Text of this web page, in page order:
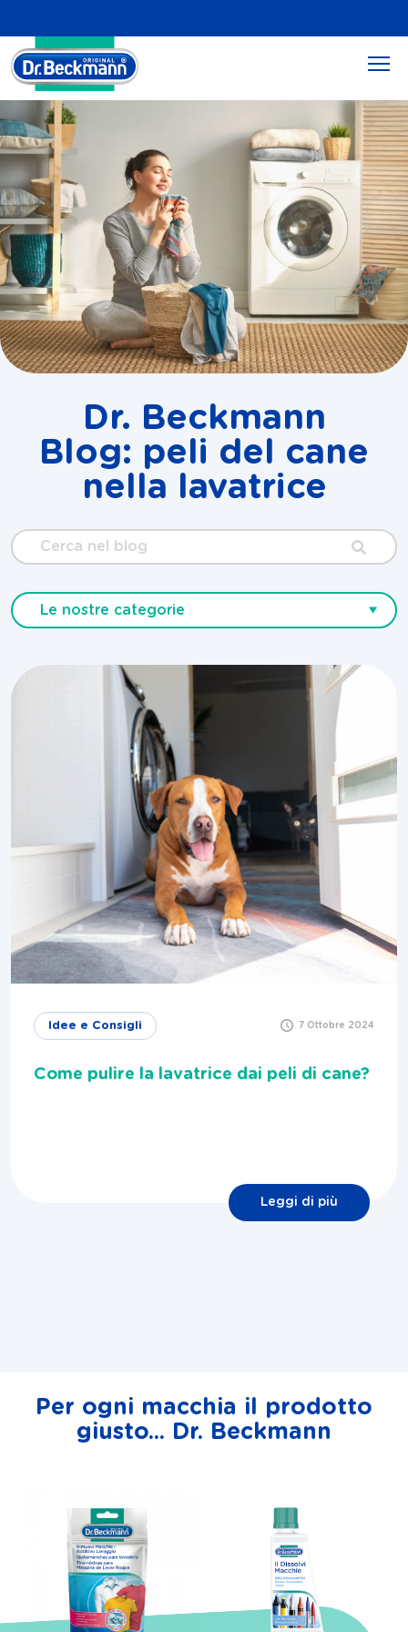
Dr. Beckmann
Blog: peli del cane
nella lavatrice
Cerca
nel
Le nostre categorie
Idee e Consigli 7 Ottobre 2024
Come pulire la lavatrice dai peli di cane?
Leggi di più
Per ogni macchia il prodotto
giusto... Dr. Beckmann